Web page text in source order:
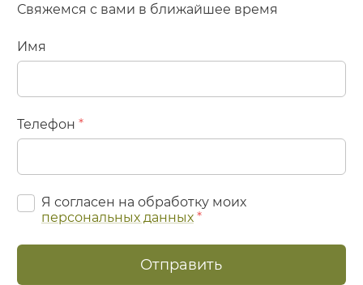
Свяжемся с вами в ближайшее время
Имя
Телефон *
Я согласен на обработку моих
персональных данных*
Отправить